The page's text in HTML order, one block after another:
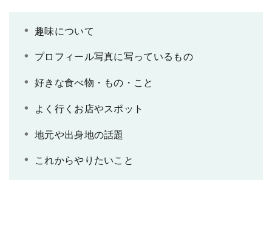
趣味について
プロフィール写真に写っているもの
好きな食べ物・もの・こと
よく行くお店やスポット
地元や出身地の話題
これからやりたいこと